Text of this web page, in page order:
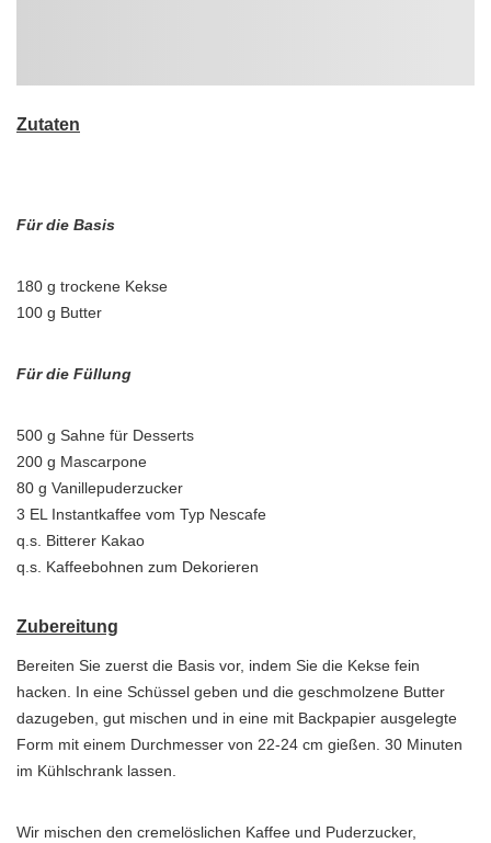
Zutaten
Für die Basis
180 g trockene Kekse
100 g Butter
Für die Füllung
500 g Sahne für Desserts
200 g Mascarpone
80 g Vanillepuderzucker
3 EL Instantkaffee vom Typ Nescafe
q.s. Bitterer Kakao
q.s. Kaffeebohnen zum Dekorieren
Zubereitung
Bereiten Sie zuerst die Basis vor, indem Sie die Kekse fein
hacken. In eine Schüssel geben und die geschmolzene Butter
dazugeben, gut mischen und in eine mit Backpapier ausgelegte
Form mit einem Durchmesser von 22-24 cm gießen. 30 Minuten
im Kühlschrank lassen.
Wir mischen den cremelöslichen Kaffee und Puderzucker,